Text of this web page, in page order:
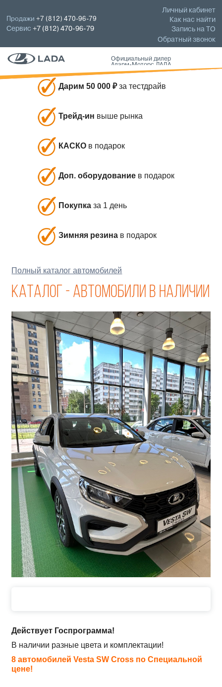
Личный кабинет
Как нас найти
Запись на ТО
Обратный звонок
Продажи+7 (812) 470-96-79
Сервис+7 (812) 470-96-79
Официальный дилер
Аларм-Моторс ЛАДА
Дарим 50 000 ₽за тестдрайв
Трейд-ин выше рынка
КАСКОв подарок
Доп. оборудованиев подарок
Покупказа 1 день
Зимняя резинав подарок
Полный каталог автомобилей
Каталог - Автомобили в наличии
Действует Госпрограмма!
В наличии разные цвета и комплектации!
8 автомобилей Vesta SW Cross по Специальной
цене!